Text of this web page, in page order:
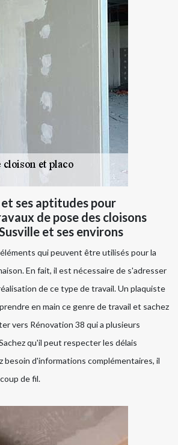
ses aptitudes pour
de pose des cloisons
et ses environs
qui peuvent être utilisés pour la
En fait, il est nécessaire de s'adresser
de ce type de travail. Un plaquiste
en main ce genre de travail et sachez
vers Rénovation 38 qui a plusieurs
qu'il peut respecter les délais
besoin d'informations complémentaires, il
de fil.